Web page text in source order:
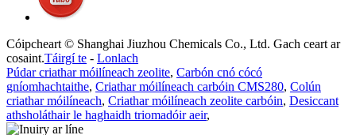
Cóipcheart © Shanghai Jiuzhou Chemicals Co., Ltd. Gach ceart ar
cosaint.Táirgí te - Lonlach
Púdar criathar móilíneach zeolite, Carbón cnó cócó
gníomhachtaithe, Criathar móilíneach carbóin CMS280, Colún
criathar móilíneach, Criathar móilíneach zeolite carbóin, Desiccant
athsholáthair le haghaidh triomadóir aeir,